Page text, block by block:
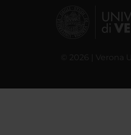
© 2026 | Verona